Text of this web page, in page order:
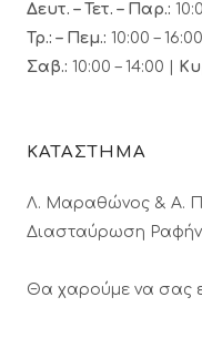
Δευτ. – Τετ. – Παρ.:
Τρ.: – Πεμ.: 10:00 – 16:00
Σαβ.: 10:00 – 14:00 |
ΚΑΤΑΣΤΗΜΑ
Λ. Μαραθώνος & A.
Διασταύρωση
Θα χαρούμε να σας